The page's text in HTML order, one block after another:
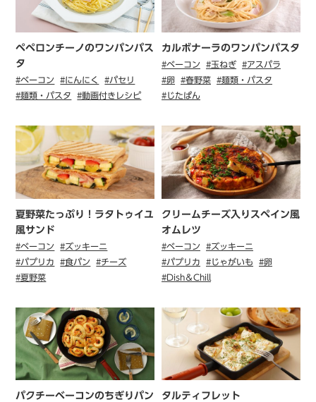
ペペロンチーノのワンパンパス
タ
#ベーコン #にんにく
#パセリ
#麺類・パスタ
#動画付きレシピ
カルボナーラのワンパンパスタ
#ベーコン #玉ねぎ
#アスパラ
#卵
#春野菜
#麺類・パスタ
#じたぱん
夏野菜たっぷり！ラタトゥイユ
風サンド
#ベーコン
#ズッキーニ
#パプリカ
#食パン
#チーズ
#夏野菜
クリームチーズ入りスペイン風
オムレツ
#ベーコン
#ズッキーニ
#パプリカ
#じゃがいも
#卵
#Dish＆Chill
パクチーベーコンのちぎりパン タルティフレット